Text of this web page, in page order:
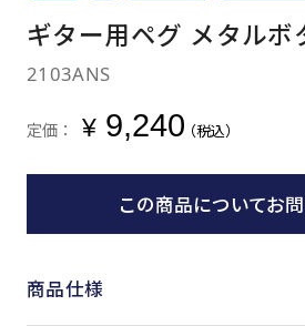
ギター用ペグ メタルボ
2103ANS
定価： ¥9,240（税込）
この商品についてお
商品仕様